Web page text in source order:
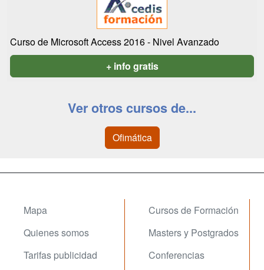
Curso de Microsoft Access 2016 - Nivel Avanzado
+ info gratis
Ver otros cursos de...
Ofimática
Mapa
Quienes somos
Tarifas publicidad
Cursos de Formación
Masters y Postgrados
Conferencias